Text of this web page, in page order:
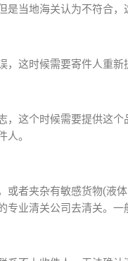
当地海关认为不符合，
这时候需要寄件人重新
，这个时候需要提供这
。
或者夹杂有敏感货物(液
业清关公司去清关。一